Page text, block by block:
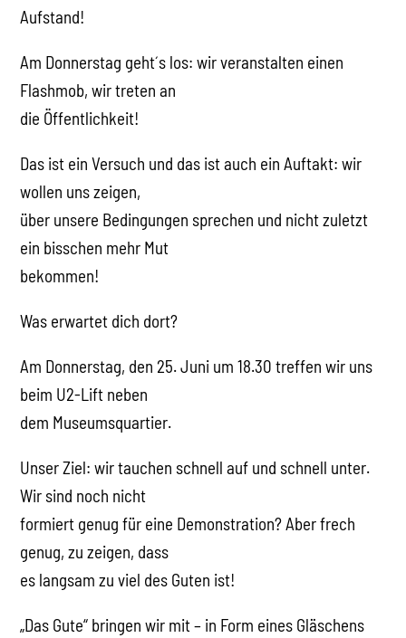
Aufstand!
Am Donnerstag geht´s los: wir veranstalten einen
Flashmob, wir treten an
die Öffentlichkeit!
Das ist ein Versuch und das ist auch ein Auftakt: wir
wollen uns zeigen,
über unsere Bedingungen sprechen und nicht zuletzt
ein bisschen mehr Mut
bekommen!
Was erwartet dich dort?
Am Donnerstag, den 25. Juni um 18.30 treffen wir uns
beim U2-Lift neben
dem Museumsquartier.
Unser Ziel: wir tauchen schnell auf und schnell unter.
Wir sind noch nicht
formiert genug für eine Demonstration? Aber frech
genug, zu zeigen, dass
es langsam zu viel des Guten ist!
„Das Gute“ bringen wir mit – in Form eines Gläschens